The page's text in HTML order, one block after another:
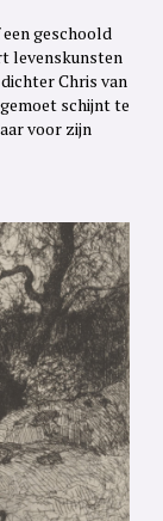
geschoold
levenskunsten
Chris van
schijnt te
voor zijn